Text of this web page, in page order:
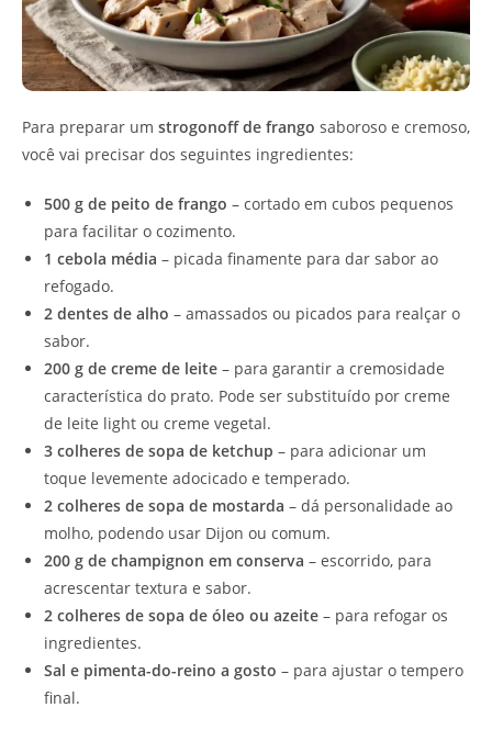
Para preparar um strogonoff de frango saboroso e cremoso,
você vai precisar dos seguintes ingredientes:
500 g de peito de frango – cortado em cubos pequenos
para facilitar o cozimento.
1 cebola média – picada finamente para dar sabor ao
refogado.
2 dentes de alho – amassados ou picados para realçar o
sabor.
200 g de creme de leite – para garantir a cremosidade
característica do prato. Pode ser substituído por creme
de leite light ou creme vegetal.
3 colheres de sopa de ketchup – para adicionar um
toque levemente adocicado e temperado.
2 colheres de sopa de mostarda – dá personalidade ao
molho, podendo usar Dijon ou comum.
200 g de champignon em conserva – escorrido, para
acrescentar textura e sabor.
2 colheres de sopa de óleo ou azeite – para refogar os
ingredientes.
Sal e pimenta-do-reino a gosto – para ajustar o tempero
final.